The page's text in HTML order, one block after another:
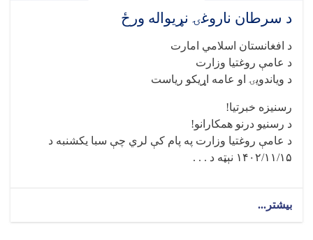
د سرطان ناروغۍ نړیواله ورځ
د افغانستان اسلامي امارت
د عامې روغتیا وزارت
د ویاندویۍ او عامه اړیکو ریاست
رسنیزه خبرتیا!
د رسنیو درنو همکارانو!
د عامې روغتیا وزارت په پام کې لري چې سبا یکشنبه د
۱۴۰۲/۱۱/۱۵ نېټه د . . .
بیشتر...